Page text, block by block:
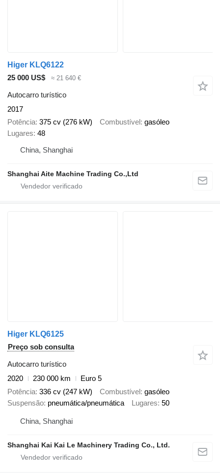
Higer KLQ6122
25 000 US$
≈ 21 640 €
Autocarro turístico
2017
Potência 375 cv (276 kW) Combustível gasóleo
Lugares 48
China, Shanghai
Shanghai Aite Machine Trading Co.,Ltd
Higer KLQ6125
Preço sob consulta
Autocarro turístico
2020
230 000 km
Euro 5
Potência 336 cv (247 kW) Combustível gasóleo
Suspensão pneumática/pneumática Lugares 50
China, Shanghai
Shanghai Kai Kai Le Machinery Trading Co., Ltd.